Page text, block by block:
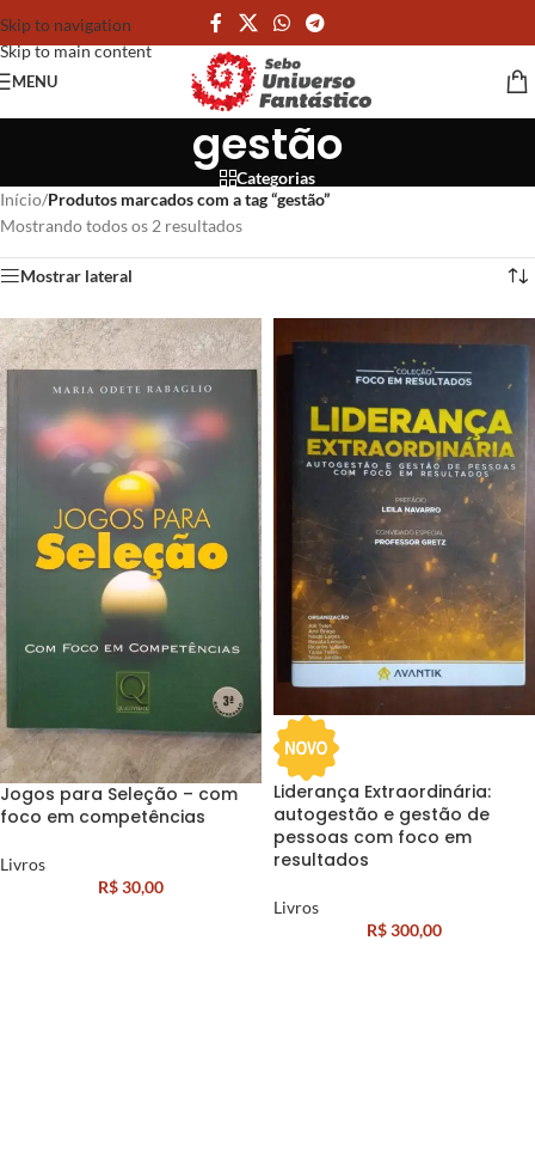
Skip to navigation
Skip to main content
MENU
gestão
Categorias
Início/Produtos marcados com a tag “gestão”
Mostrando todos os 2 resultados
Mostrar lateral
Jogos para Seleção – com
foco em competências
Livros
R$30,00
Liderança Extraordinária:
autogestão e gestão de
pessoas com foco em
resultados
Livros
R$300,00